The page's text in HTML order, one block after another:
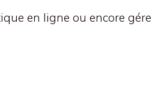
en ligne ou encore